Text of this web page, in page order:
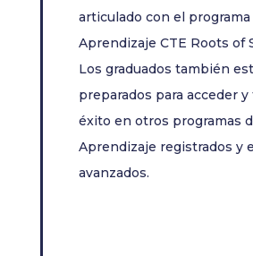
articulado con el programa
Aprendizaje CTE Roots of
Los graduados también
preparados para acceder
éxito en otros programas
Aprendizaje registrados y
avanzados.